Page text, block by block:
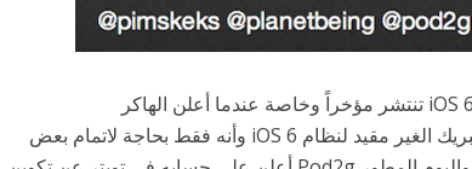
بدأت الأخبار السارة عن جيلبريك iOS 6 تنتشر مؤخراً وخاصة عندما أعلن الهاكر
“Planetbeing” عن اكتمال الجيلبريك الغير مقيد لنظام iOS 6 وأنه فقط بحاجة لاتمام بعض